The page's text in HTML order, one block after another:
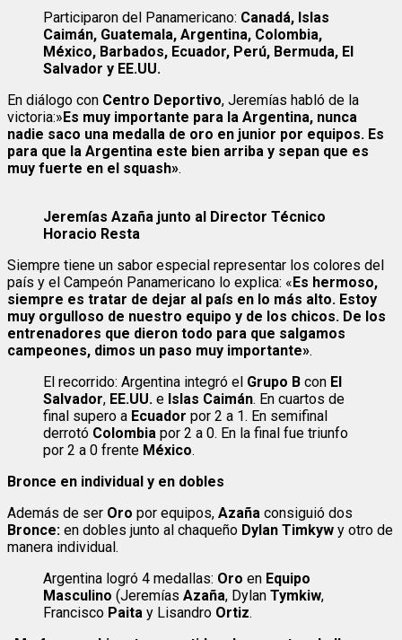
Participaron del Panamericano: Canadá, Islas
Caimán, Guatemala, Argentina, Colombia,
México, Barbados, Ecuador, Perú, Bermuda, El
Salvador y EE.UU.
En diálogo con Centro Deportivo, Jeremías habló de la
victoria:»Es muy importante para la Argentina, nunca
nadie saco una medalla de oro en junior por equipos. Es
para que la Argentina este bien arriba y sepan que es
muy fuerte en el squash».
Jeremías Azaña junto al Director Técnico
Horacio Resta
Siempre tiene un sabor especial representar los colores del
país y el Campeón Panamericano lo explica: «Es hermoso,
siempre es tratar de dejar al país en lo más alto. Estoy
muy orgulloso de nuestro equipo y de los chicos. De los
entrenadores que dieron todo para que salgamos
campeones, dimos un paso muy importante».
El recorrido: Argentina integró el Grupo B con El
Salvador, EE.UU. e Islas Caimán. En cuartos de
final supero a Ecuador por 2 a 1. En semifinal
derrotó Colombia por 2 a 0. En la final fue triunfo
por 2 a 0 frente México.
Bronce en individual y en dobles
Además de ser Oro por equipos, Azaña consiguió dos
Bronce: en dobles junto al chaqueño Dylan Timkyw y otro de
manera individual.
Argentina logró 4 medallas: Oro en Equipo
Masculino (Jeremías Azaña, Dylan Tymkiw,
Francisco Paita y Lisandro Ortiz.